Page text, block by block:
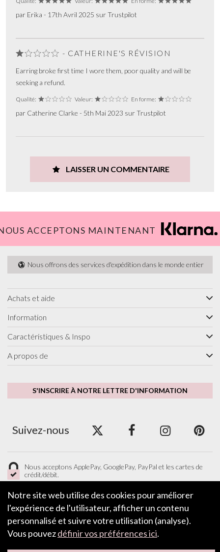
par Erika - 17th Avril 2025 sur Trustpilot
- CATHERINE'S RÉVISION
Earring broke first time I wore them, poor quality and will be
seeking a refund.
Qualité: Valeur: En forme:
par Catherine Clarke - 5th Mai 2023 sur Trustpilot
LAISSER UN COMMENTAIRE
ACCEPTONS MAINTENANT
Nous offrons des services d'expédition dans le monde entier
Achats et aide
Information
Caractéristiques & Inspo
A propos de
S'INSCRIRE À NOTRE LETTRE D'INFORMATION
Suivez-nous
Nous acceptons ApplePay, GooglePay, PayPal et les cartes de
crédit/débit.
LAISSER UN COMMENTAIRE
Notre site web utilise des cookies pour améliorer
l'expérience de l'utilisateur, afficher un contenu
personnalisé et suivre votre utilisation (analyse).
Vous pouvezdéfinir vos préférences ici.